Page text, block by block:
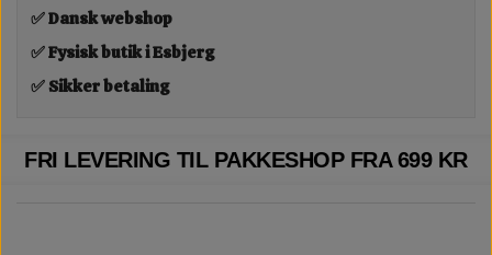
✅ Dansk webshop
✅ Fysisk butik i Esbjerg
✅ Sikker betaling
FRI LEVERING TIL PAKKESHOP FRA 699 KR